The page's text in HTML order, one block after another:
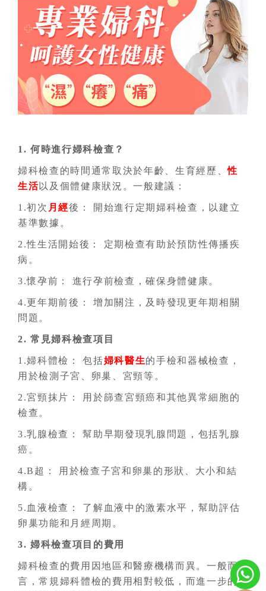
1. 何時進行婦科檢查？
婦科檢查的時間通常取決於年齡、生育經歷、性
生活以及個體健康狀況。一般建議：
1.初次 月經後： 開始進行定期婦科檢查，以建立
基準數據。
2.性生活開始後： 定期檢查有助於預防性傳播疾
病。
3.懷孕前： 進行孕前檢查，確保身體健康。
4.更年期前後： 增加關注，及時發現更年期相關
問題。
2. 常見婦科檢查項目
1.婦科體檢： 包括婦科醫生的手檢和器械檢查，
用於檢測子宮、卵巢、宮頸等。
2.宮頸抹片： 用於篩查宮頸癌和其他異常細胞的
檢查。
3.乳腺檢查： 幫助早期發現乳腺問題，包括乳腺
癌。
4.B超： 用於檢查子宮和卵巢的形狀、大小和結
構。
5.血液檢查： 了解血液中的激素水平，幫助評估
卵巢功能和月經周期。
3. 婦科檢查項目的費用
婦科檢查的費用因地區和醫療機構而異。一般而
言，常規婦科體檢的費用相對較低，而進一步的